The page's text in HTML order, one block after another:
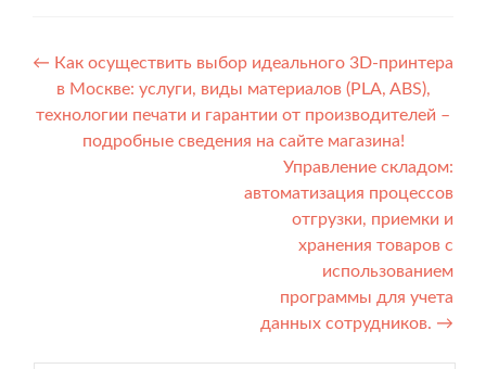
Post navigation
← Как осуществить выбор идеального 3D-принтера
в Москве: услуги, виды материалов (PLA, ABS),
технологии печати и гарантии от производителей –
подробные сведения на сайте магазина!
Управление складом:
автоматизация процессов
отгрузки, приемки и
хранения товаров с
использованием
программы для учета
данных сотрудников. →